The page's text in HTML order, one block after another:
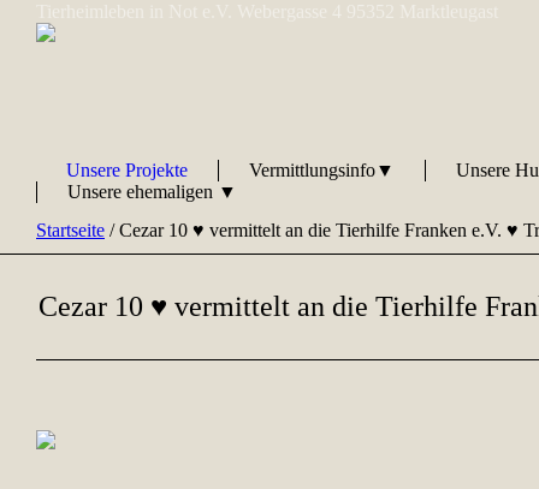
Unsere Projekte Vermittlungsinfo▼
Unsere
Unsere ehemaligen ▼
Startseite /Cezar 10 ♥ vermittelt an die Tierhilfe Franken e.V. ♥
Cezar 10 ♥ vermittelt an die Tierhilfe